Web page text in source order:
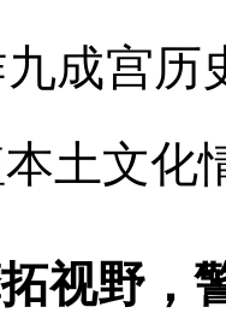
成宫历
土文化
视野，